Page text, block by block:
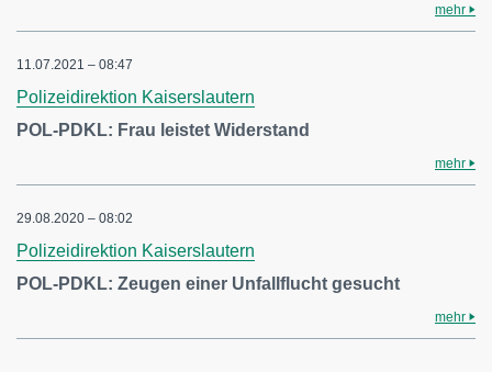
mehr
11.07.2021 – 08:47
Polizeidirektion Kaiserslautern
POL-PDKL: Frau leistet Widerstand
mehr
29.08.2020 – 08:02
Polizeidirektion Kaiserslautern
POL-PDKL: Zeugen einer Unfallflucht gesucht
mehr